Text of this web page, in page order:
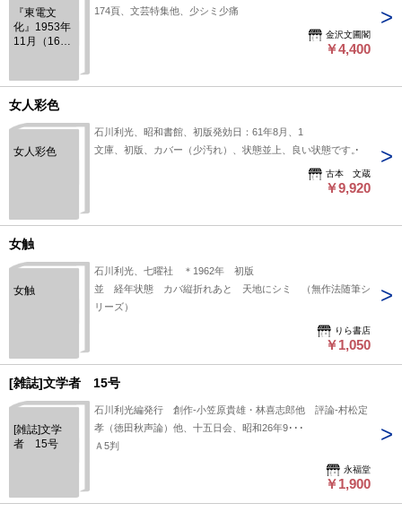
『東電文
化』1953年
11月（16
174頁、文芸特集他、少シミ少痛
金沢文圃閣
￥4,400
女人彩色
女人彩色
石川利光、昭和書館、初版発効日：61年8月、1
文庫、初版、カバー（少汚れ）、状態並上、良い状態です。
古本 文蔵
￥9,920
女触
女触
石川利光、七曜社 ＊1962年 初版
並 経年状態 カバ縦折れあと 天地にシミ （無作法随筆シ
リーズ）
りら書店
￥1,050
[雑誌]文学者 15号
[雑誌]文学
者 15号
石川利光編発行 創作-小笠原貴雄・林喜志郎他 評論-村松定
孝（徳田秋声論）他、十五日会、昭和26年9･･･
Ａ5判
永福堂
￥1,900